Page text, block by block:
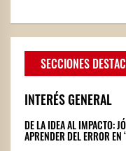
SECCIONES
INTERÉS GENERAL
DE LA IDEA AL IMPACTO:
APRENDER DEL ERROR